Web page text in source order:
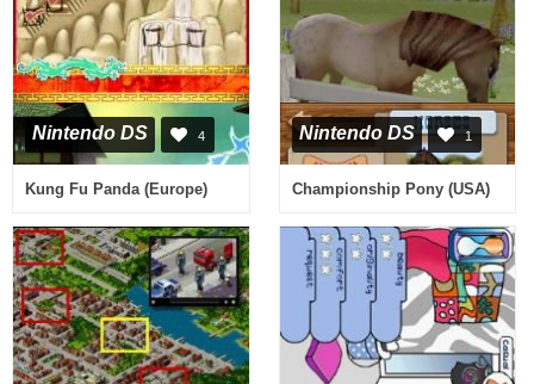
Nintendo DS 4
Kung Fu Panda (Europe)
Nintendo DS 1
Championship Pony (USA)